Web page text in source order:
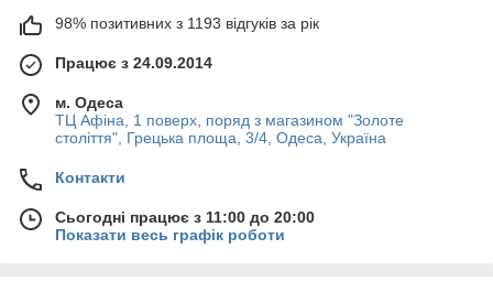
98% позитивних з 1193 відгуків за рік
Працює з 24.09.2014
м. Одеса
ТЦ Афіна, 1 поверх, поряд з магазином "Золоте
століття", Грецька площа, 3/4, Одеса, Україна
Контакти
Сьогодні працює з 11:00 до 20:00
Показати весь графік роботи